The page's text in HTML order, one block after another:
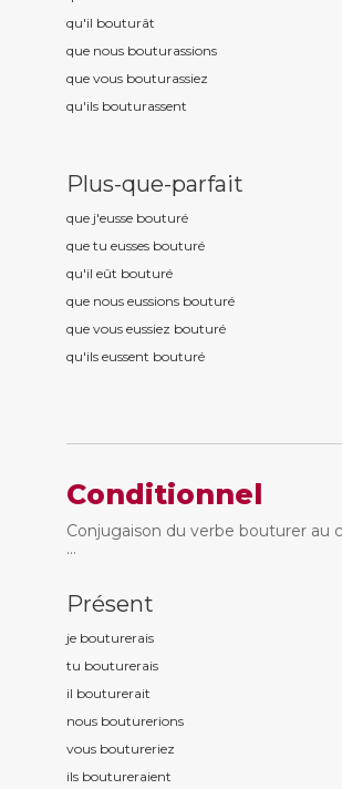
qu'il bouturât
que nous bouturassions
que vous bouturassiez
qu'ils bouturassent
Plus-que-parfait
que j'eusse bouturé
que tu eusses bouturé
qu'il eût bouturé
que nous eussions bouturé
que vous eussiez bouturé
qu'ils eussent bouturé
Conditionnel
Conjugaison du verbe bouturer au
...
Présent
je bouturerais
tu bouturerais
il bouturerait
nous bouturerions
vous boutureriez
ils boutureraient